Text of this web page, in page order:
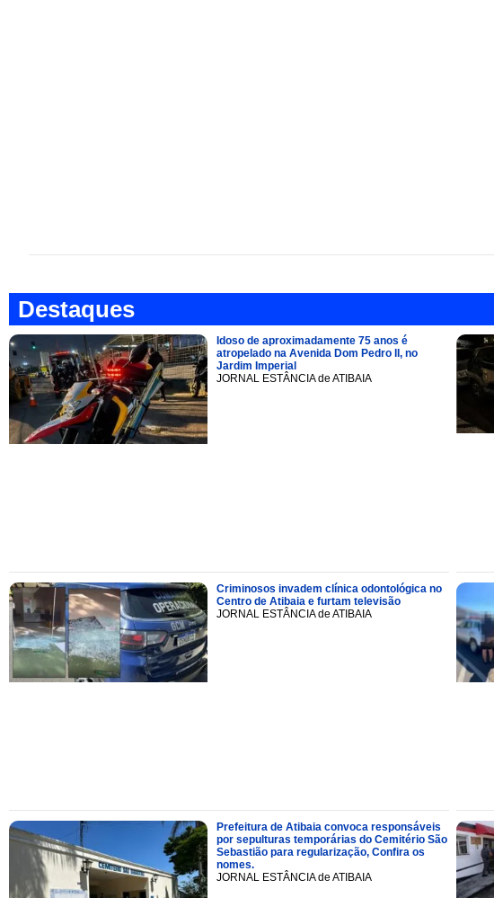
Destaques
Idoso de aproximadamente 75 anos é
atropelado na Avenida Dom Pedro II, no
Jardim Imperial
JORNAL ESTÂNCIA de ATIBAIA
Criminosos invadem clínica odontológica no
Centro de Atibaia e furtam televisão
JORNAL ESTÂNCIA de ATIBAIA
Prefeitura de Atibaia convoca responsáveis
por sepulturas temporárias do Cemitério São
Sebastião para regularização, Confira os
nomes.
JORNAL ESTÂNCIA de ATIBAIA